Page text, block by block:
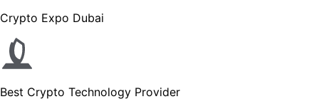
Crypto Expo Dubai
Best Crypto Technology Provider